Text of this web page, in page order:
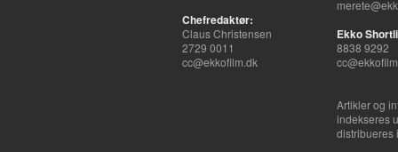
Chefredaktør:
Claus Christensen
2729 0011
cc@ekkofilm.dk
Ekko
8838 9292
Artikler og
indekseres
distribueres